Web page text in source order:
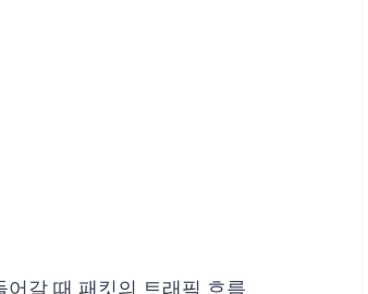
어갈 때 패킷의 트래픽 흐름